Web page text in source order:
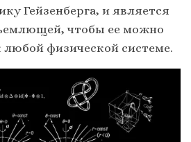
Гейзенберга, и является
чтобы ее можно
физической системе.